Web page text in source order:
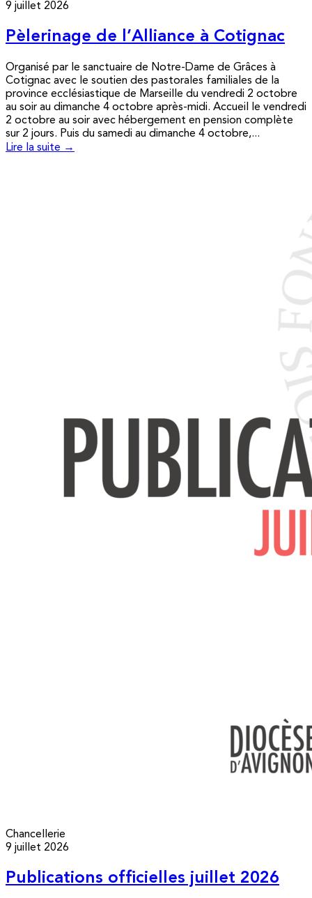
9 juillet 2026
Pèlerinage de l’Alliance à Cotignac
Organisé par le sanctuaire de Notre-Dame de Grâces à
Cotignac avec le soutien des pastorales familiales de la
province ecclésiastique de Marseille du vendredi 2 octobre
au soir au dimanche 4 octobre après-midi. Accueil le vendredi
2 octobre au soir avec hébergement en pension complète
sur 2 jours. Puis du samedi au dimanche 4 octobre,...
Lire la suite →
Chancellerie
9 juillet 2026
Publications officielles juillet 2026